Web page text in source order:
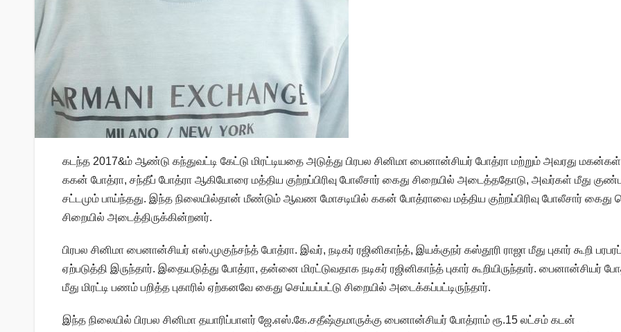
கடந்த 2017&ம் ஆண்டு கந்துவட்டி கேட்டு மிரட்டியதை அடுத்து பிரபல சினிமா பைனான்சியர் போத்ரா மற்றும் அவரது மகன்கள்
ககன் போத்ரா, சந்தீப் போத்ரா ஆகியோரை மத்திய குற்றப்பிரிவு போலீசார் கைது சிறையில் அடைத்ததோடு, அவர்கள் மீது
சட்டமும் பாய்ந்தது. இந்த நிலையில்தான் மீண்டும் ஆவண மோசடியில் ககன் போத்ராவை மத்திய குற்றப்பிரிவு போலீசார் கைது
சிறையில் அடைத்திருக்கின்றனர்.
பிரபல சினிமா பைனான்சியர் எஸ்.முகுந்சந்த் போத்ரா. இவர், நடிகர் ரஜினிகாந்த், இயக்குநர் கஸ்தூரி ராஜா மீது புகார் கூறி
ஏற்படுத்தி இருந்தார். இதையடுத்து போத்ரா, தன்னை மிரட்டுவதாக நடிகர் ரஜினிகாந்த் புகார் கூறியிருந்தார். பைனான்சியர்
மீது மிரட்டி பணம் பறித்த புகாரில் ஏற்கனவே கைது செய்யப்பட்டு சிறையில் அடைக்கப்பட்டிருந்தார்.
இந்த நிலையில் பிரபல சினிமா தயாரிப்பாளர் ஜே.எஸ்.கே.சதீஷ்குமாருக்கு பைனான்சியர் போத்ராம் ரூ.15 லட்சம் கடன்